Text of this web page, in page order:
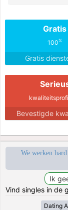
Gratis
100%
Gratis
Bevestigde
We werken
Vind singles in de
Dating